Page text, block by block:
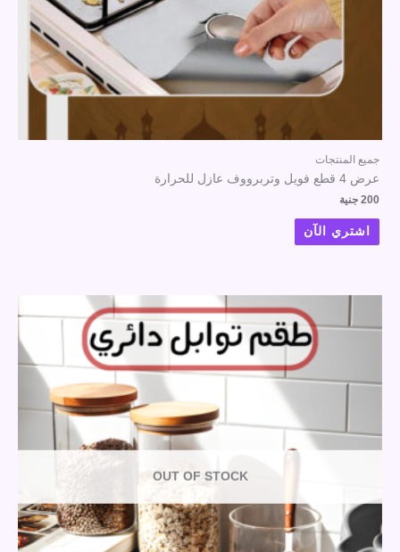
جميع المنتجات
عرض 4 قطع فويل وتربرووف عازل للحرارة
200 جنية
اشتري الآن
OUT OF STOCK